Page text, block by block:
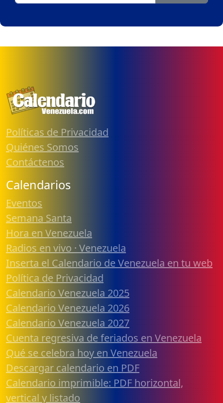
Políticas de Privacidad
Quiénes Somos
Contáctenos
Calendarios
Eventos
Semana Santa
Hora en Venezuela
Radios en vivo · Venezuela
Inserta el Calendario de Venezuela en tu web
Política de Privacidad
Calendario Venezuela 2025
Calendario Venezuela 2026
Calendario Venezuela 2027
Cuenta regresiva de feriados en Venezuela
Qué se celebra hoy en Venezuela
Descargar calendario en PDF
Calendario imprimible: PDF horizontal,
vertical y listado